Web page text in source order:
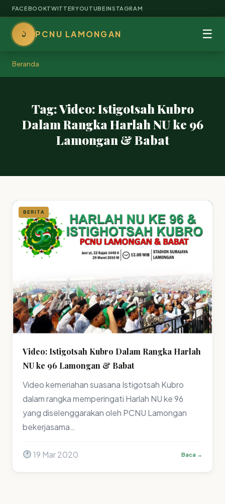
FACEBOOKTWITTERYOUTUBEINSTAGRAM
ن PCNU LAMONGAN ☰
Beranda
Tag: Video: Istigotsah Kubro
Dalam Rangka Harlah NU ke 96
Lamongan & Babat
BERITA
Video: Istigotsah Kubro Dalam Rangka Harlah
NU ke 96 Lamongan & Babat
Video kemeriahan suasana Istigotsah Kubro
dalam rangka memperingati Harlah NU ke 96
yang diselenggarakan oleh PCNU Lamongan
bekerjasama…
19 Mar 2020 Baca →